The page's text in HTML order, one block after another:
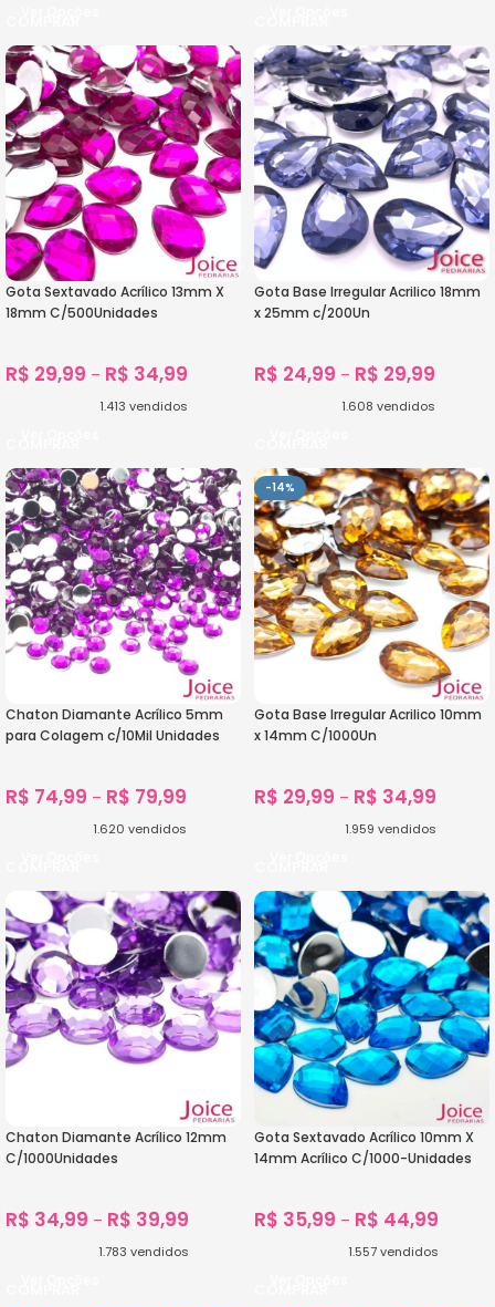
Gota Sextavado Acrílico 13mm X
18mm C/500Unidades
R$ 29,99 – R$ 34,99
1.413 vendidos
Gota Base Irregular Acrilico 18mm
x 25mm c/200Un
R$ 24,99 – R$ 29,99
1.608 vendidos
Chaton Diamante Acrílico 5mm
para Colagem c/10Mil Unidades
R$ 74,99 – R$ 79,99
1.620 vendidos
-14%
Gota Base Irregular Acrilico 10mm
x 14mm C/1000Un
R$ 29,99 – R$ 34,99
1.959 vendidos
Chaton Diamante Acrílico 12mm
C/1000Unidades
R$ 34,99 – R$ 39,99
1.783 vendidos
Gota Sextavado Acrílico 10mm X
14mm Acrílico C/1000-Unidades
R$ 35,99 – R$ 44,99
1.557vendidos